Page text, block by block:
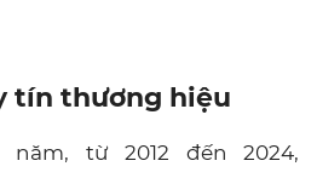
tín thương hiệu
từ 2012 đến 2024,